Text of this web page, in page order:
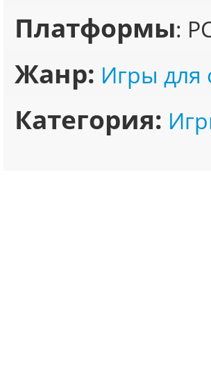
Платформы:
Жанр: Игры для
Категория: